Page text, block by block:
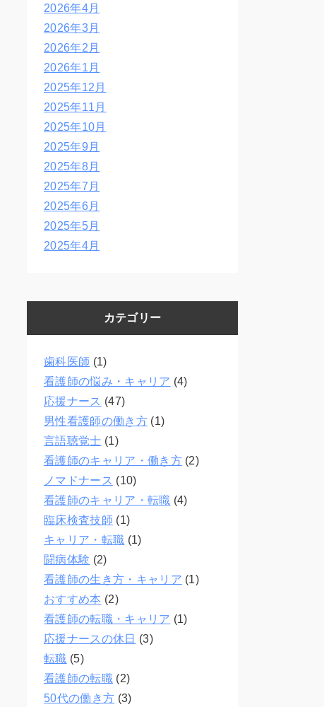
2026年4月
2026年3月
2026年2月
2026年1月
2025年12月
2025年11月
2025年10月
2025年9月
2025年8月
2025年7月
2025年6月
2025年5月
2025年4月
カテゴリー
歯科医師 (1)
看護師の悩み・キャリア (4)
応援ナース (47)
男性看護師の働き方(1)
言語聴覚士 (1)
看護師のキャリア・働き方(2)
ノマドナース (10)
看護師のキャリア・転職 (4)
臨床検査技師 (1)
キャリア・転職 (1)
闘病体験 (2)
看護師の生き方・キャリア (1)
おすすめ本 (2)
看護師の転職・キャリア (1)
応援ナースの休日 (3)
転職 (5)
看護師の転職(2)
50代の働き方 (3)